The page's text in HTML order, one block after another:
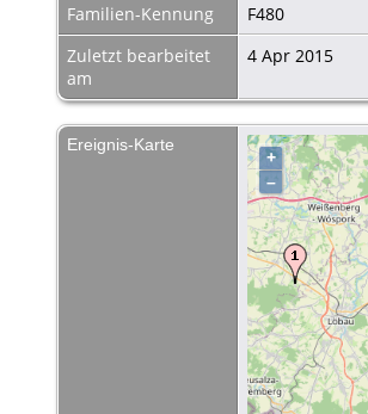
Familien-Kennung
F480
Zuletzt bearbeitet
am
4 Apr 2015
Ereignis-Karte
+
–